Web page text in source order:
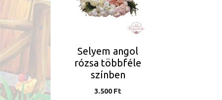
Selyem angol
rózsa többféle
színben
3.500Ft
több
variációja
változatok
termékoldalon
választhatók